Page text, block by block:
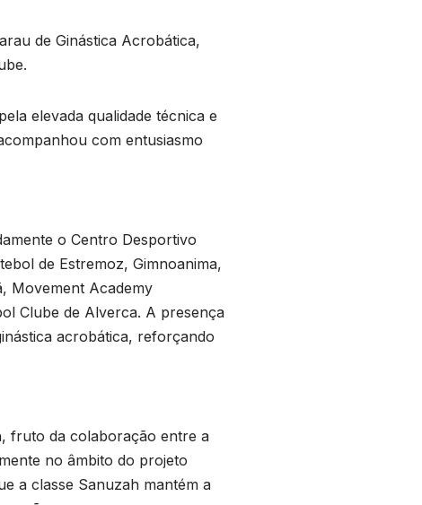
de Ginástica Acrobática,
elevada qualidade técnica e
com entusiasmo
o Centro Desportivo
de Estremoz, Gimnoanima,
Movement Academy
Clube de Alverca. A presença
acrobática, reforçando
fruto da colaboração entre a
no âmbito do projeto
a classe Sanuzah mantém a